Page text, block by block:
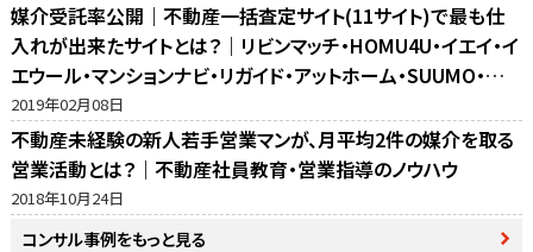
媒介受託率公開｜不動産一括査定サイト(11サイト)で最も仕
入れが出来たサイトとは？｜リビンマッチ・HOMU4U・イエイ・イ
エウール・マンションナビ・リガイド・アットホーム・SUUMO・不
動産売却の窓口・ホームズ・マイナビの反響比較
2019年02月08日
不動産未経験の新人若手営業マンが、月平均2件の媒介を取る
営業活動とは？｜不動産社員教育・営業指導のノウハウ
2018年10月24日
コンサル事例をもっと見る